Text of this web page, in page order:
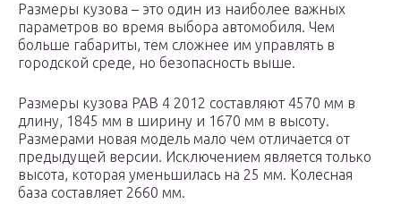
Размеры кузова – это один из наиболее важных
параметров во время выбора автомобиля. Чем
больше габариты, тем сложнее им управлять в
городской среде, но безопасность выше.
Размеры кузова РАВ 4 2012 составляют 4570 мм в
длину, 1845 мм в ширину и 1670 мм в высоту.
Размерами новая модель мало чем отличается от
предыдущей версии. Исключением является только
высота, которая уменьшилась на 25 мм. Колесная
база составляет 2660 мм.